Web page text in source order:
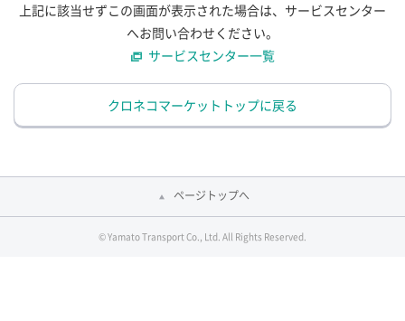
上記に該当せずこの画面が表示された場合は、サービスセンター
へお問い合わせください。
サービスセンター一覧
クロネコマーケットトップに戻る
ページトップへ
© Yamato Transport Co., Ltd. All Rights Reserved.